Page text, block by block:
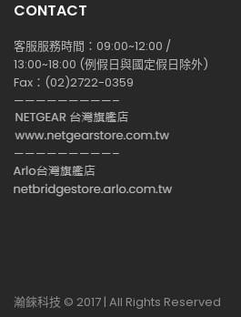
CONTACT
客服服務時間：09:00~12:00 /
13:00~18:00 (例假日與國定假日除外)
Fax：(02)2722-0359
—————————–
—————————–
瀚錸科技 © 2017 | All Rights Reserved